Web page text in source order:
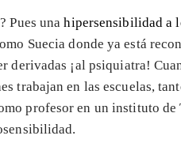
? Pues unahipersensibilidad a
Suecia donde ya está
derivadas ¡al psiquiatra!
trabajan en las escuelas,
profesor en un instituto de